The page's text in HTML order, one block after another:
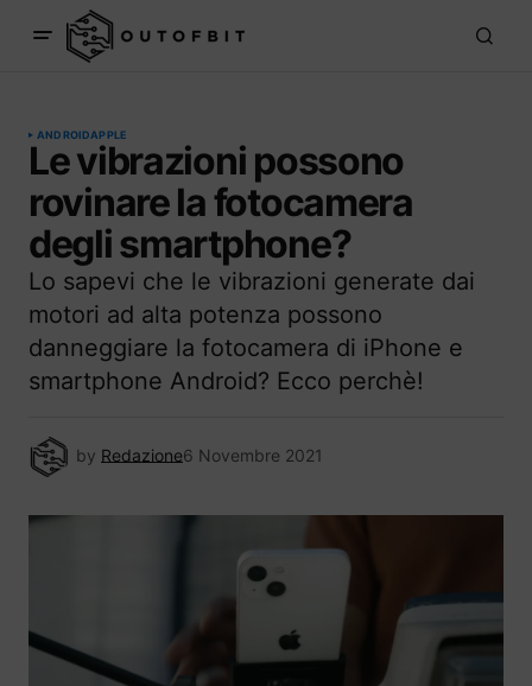
ANDROIDAPPLE
Le vibrazioni possono
rovinare la fotocamera
degli smartphone?
Lo sapevi che le vibrazioni generate dai
motori ad alta potenza possono
danneggiare la fotocamera di iPhone e
smartphone Android? Ecco perchè!
by Redazione6 Novembre 2021